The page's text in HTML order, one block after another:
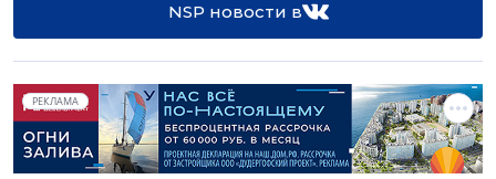
NSP новости в
РЕКЛАМА